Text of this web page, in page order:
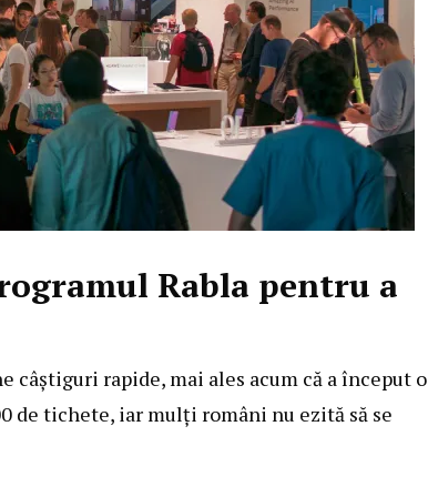
Rabla pentru a
rapide, mai ales acum că a început o
de tichete, iar mulți români nu ezită să se